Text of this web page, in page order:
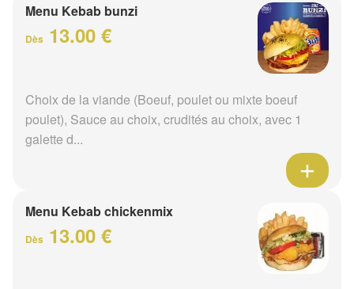
Menu Kebab bunzi
Dès 13.00 €
Choix de la viande (Boeuf, poulet ou mixte boeuf
poulet), Sauce au choix, crudités au choix, avec 1
galette d...
Menu Kebab chickenmix
Dès 13.00 €